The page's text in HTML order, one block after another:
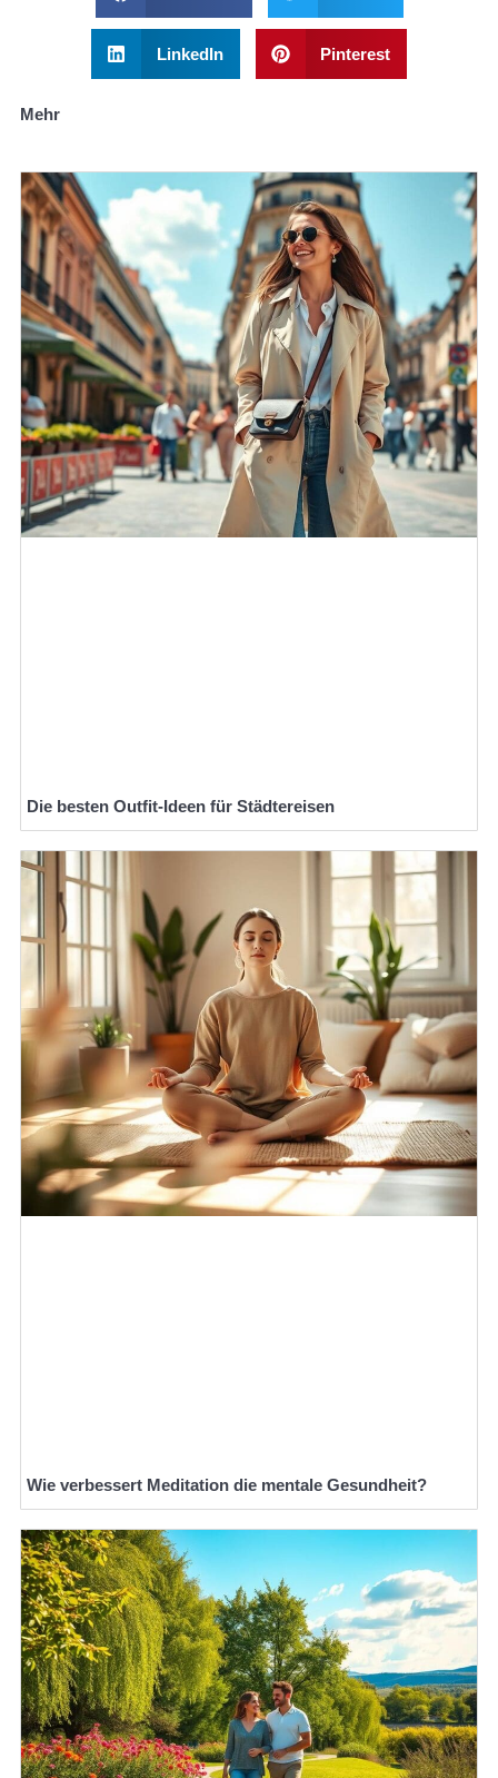
LinkedIn Pinterest
Mehr
Die besten Outfit-Ideen für Städtereisen
Wie verbessert Meditation die mentale Gesundheit?